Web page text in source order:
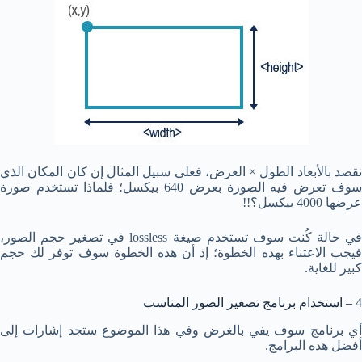
نقصد بالأبعاد الطول × العرض، فعلى سبيل المثال إن كان المكان الذي
سوف تعرض فيه الصورة بعرض 640 بيكسل؛ فلماذا تستخدم صورة
عرضها 4000 بيكسل؟!!
في حالة كُنت سوف تستخدم صيغة lossless في تصغير حجم الصور،
فيجب الاعتناء بهذه الخطوة؛ إذ أن هذه الخطوة سوف توفر لك حجم
كبير للغاية.
4 – استخدام برنامج تصغير الصور المناسب
أي برنامج سوف يفي بالغرض وفي هذا الموضوع ستجد إشارات إلى
أفضل هذه البرامج.